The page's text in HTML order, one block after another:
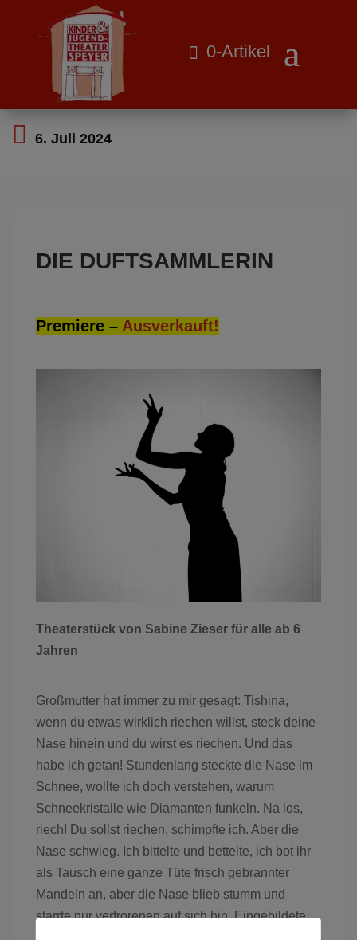
0-Artikel
6. Juli 2024
DIE DUFTSAMMLERIN
Premiere – Ausverkauft!
Theaterstück von Sabine Zieser für alle ab 6
Jahren
Großmutter hat immer zu mir gesagt: Tishina,
wenn du etwas wirklich riechen willst, steck deine
Nase hinein und du wirst es riechen. Und das
habe ich getan! Stundenlang steckte die Nase im
Schnee, wollte ich doch verstehen, warum
Schneekristalle wie Diamanten funkeln. Na los,
riech! Du sollst riechen, schimpfte ich. Aber die
Nase schwieg. Ich bittelte und bettelte, ich bot ihr
als Tausch eine ganze Tüte frisch gebrannter
Mandeln an, aber die Nase blieb stumm und
starrte nur verfrorenen auf sich hin. Eingebildete